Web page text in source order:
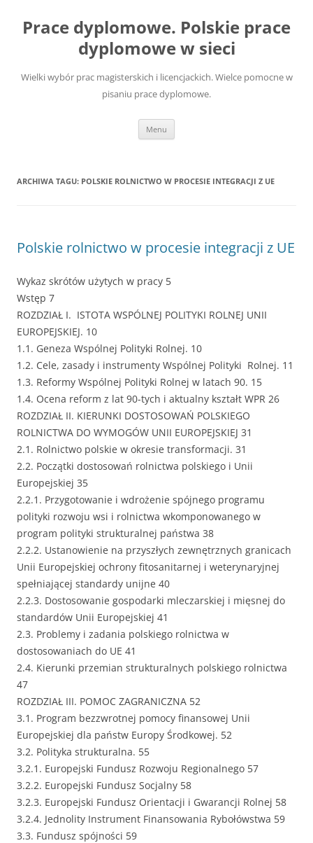
treści
Prace dyplomowe. Polskie prace
dyplomowe w sieci
Wielki wybór prac magisterskich i licencjackich. Wielce pomocne w
pisaniu prace dyplomowe.
Menu
ARCHIWA TAGU: POLSKIE ROLNICTWO W PROCESIE INTEGRACJI Z UE
Polskie rolnictwo w procesie integracji z UE
Wykaz skrótów użytych w pracy 5
Wstęp 7
ROZDZIAŁ I. ISTOTA WSPÓLNEJ POLITYKI ROLNEJ UNII
EUROPEJSKIEJ. 10
1.1. Geneza Wspólnej Polityki Rolnej. 10
1.2. Cele, zasady i instrumenty Wspólnej Polityki Rolnej. 11
1.3. Reformy Wspólnej Polityki Rolnej w latach 90. 15
1.4. Ocena reform z lat 90-tych i aktualny kształt WPR 26
ROZDZIAŁ II. KIERUNKI DOSTOSOWAŃ POLSKIEGO
ROLNICTWA DO WYMOGÓW UNII EUROPEJSKIEJ 31
2.1. Rolnictwo polskie w okresie transformacji. 31
2.2. Początki dostosowań rolnictwa polskiego i Unii
Europejskiej 35
2.2.1. Przygotowanie i wdrożenie spójnego programu
polityki rozwoju wsi i rolnictwa wkomponowanego w
program polityki strukturalnej państwa 38
2.2.2. Ustanowienie na przyszłych zewnętrznych granicach
Unii Europejskiej ochrony fitosanitarnej i weterynaryjnej
spełniającej standardy unijne 40
2.2.3. Dostosowanie gospodarki mleczarskiej i mięsnej do
standardów Unii Europejskiej 41
2.3. Problemy i zadania polskiego rolnictwa w
dostosowaniach do UE 41
2.4. Kierunki przemian strukturalnych polskiego rolnictwa
47
ROZDZIAŁ III. POMOC ZAGRANICZNA 52
3.1. Program bezzwrotnej pomocy finansowej Unii
Europejskiej dla państw Europy Środkowej. 52
3.2. Polityka strukturalna. 55
3.2.1. Europejski Fundusz Rozwoju Regionalnego 57
3.2.2. Europejski Fundusz Socjalny 58
3.2.3. Europejski Fundusz Orientacji i Gwarancji Rolnej 58
3.2.4. Jednolity Instrument Finansowania Rybołówstwa 59
3.3. Fundusz spójności 59